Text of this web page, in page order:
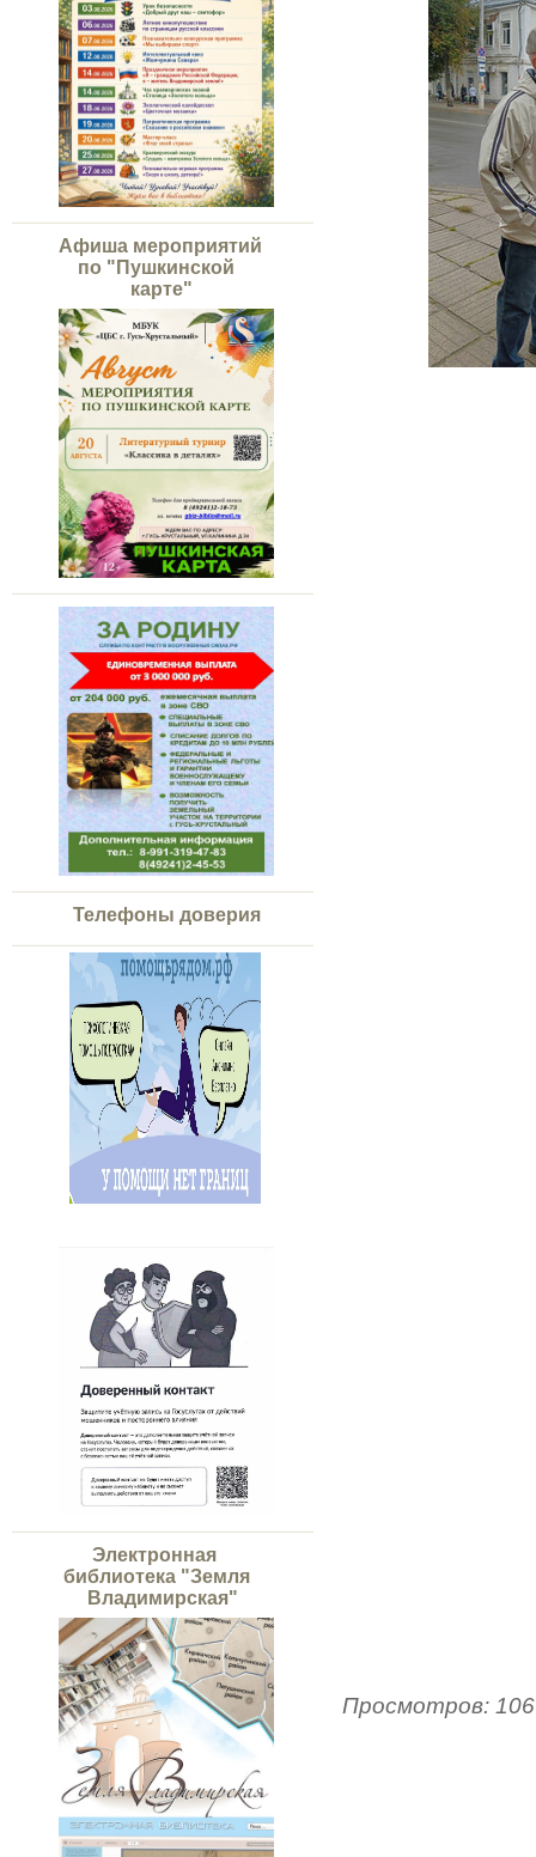
Афиша мероприятий
по "Пушкинской
карте"
Телефоны доверия
Электронная
библиотека "Земля
Владимирская"
Просмотров: 106